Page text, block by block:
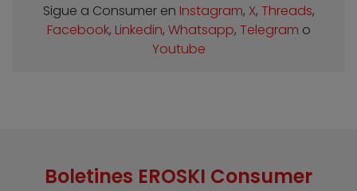
Sigue a Consumer en Instagram, X, Threads,
Facebook, Linkedin, Whatsapp, Telegram o
Youtube
Boletines EROSKI Consumer